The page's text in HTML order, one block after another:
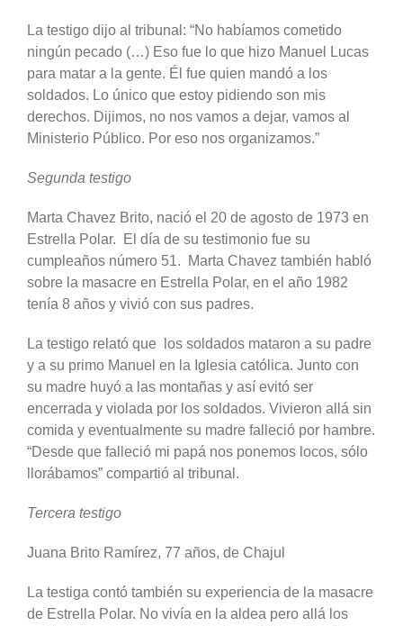
La testigo dijo al tribunal: “No habíamos cometido
ningún pecado (…) Eso fue lo que hizo Manuel Lucas
para matar a la gente. Él fue quien mandó a los
soldados. Lo único que estoy pidiendo son mis
derechos. Dijimos, no nos vamos a dejar, vamos al
Ministerio Público. Por eso nos organizamos.”
Segunda testigo
Marta Chavez Brito, nació el 20 de agosto de 1973 en
Estrella Polar. El día de su testimonio fue su
cumpleaños número 51. Marta Chavez también habló
sobre la masacre en Estrella Polar, en el año 1982
tenía 8 años y vivió con sus padres.
La testigo relató que los soldados mataron a su padre
y a su primo Manuel en la Iglesia católica. Junto con
su madre huyó a las montañas y así evitó ser
encerrada y violada por los soldados. Vivieron allá sin
comida y eventualmente su madre falleció por hambre.
“Desde que falleció mi papá nos ponemos locos, sólo
llorábamos” compartió al tribunal.
Tercera testigo
Juana Brito Ramírez, 77 años, de Chajul
La testiga contó también su experiencia de la masacre
de Estrella Polar. No vivía en la aldea pero allá los